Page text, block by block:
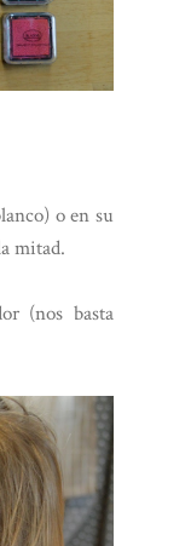
o en su
mitad.
(nos basta